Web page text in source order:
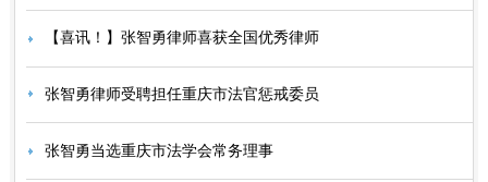
【喜讯！】张智勇律师喜获全国优秀律师
张智勇律师受聘担任重庆市法官惩戒委员
张智勇当选重庆市法学会常务理事